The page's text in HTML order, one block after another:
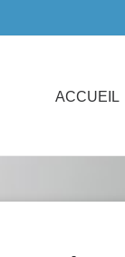
ACCUEIL